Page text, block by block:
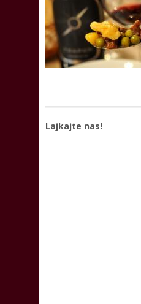
Lajkajte nas!